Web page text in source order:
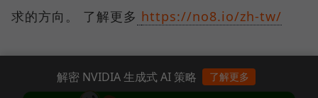
求的方向。 了解更多 https://no8.io/zh-tw/
解密 NVIDIA 生成式 AI 策略 了解更多